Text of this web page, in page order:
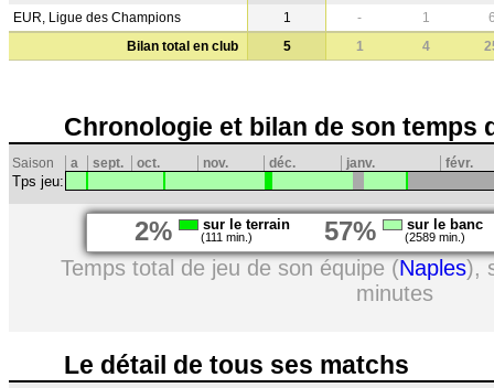
EUR, Ligue des Champions
1 - 1
Bilan total en club
5 1 4
Chronologie et bilan de son temps
Saison a sept. oct. nov. déc. janv. févr.
Tps jeu:
2% sur le terrain
(111 min.) 57% sur le banc
(2589 min.)
Temps total de jeu de son équipe (Naples),
minutes
Le détail de tous ses matchs